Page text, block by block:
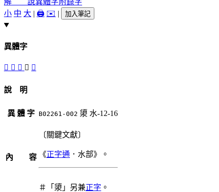
小 中 大 | 🖨️ ✉️ | 加入筆記
異體字
󴋴 󷹻 𣻯 澃 󷹺
說 明
異 體 字 B02261-002 澃 水-12-16
內 容
〔關鍵文獻〕
《正字通 ．水部》。
＃「澃」另兼正字 。